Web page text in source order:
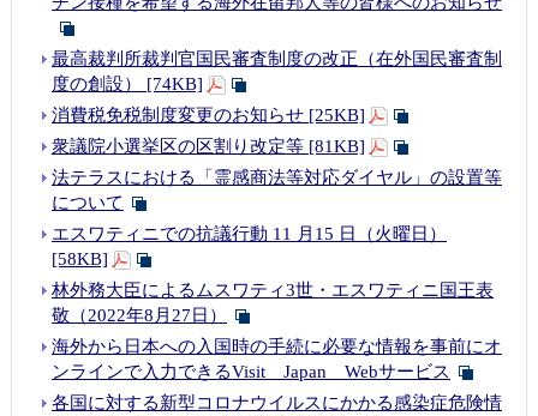
最高裁判所裁判官国民審査制度の改正（在外国民審査制
度の創設） [74KB]
消費税免税制度変更のお知らせ [25KB]
衆議院小選挙区の区割り改定等 [81KB]
法テラスにおける「霊感商法等対応ダイヤル」の設置等
について
エスワティニでの抗議行動 11 月15 日（火曜日）
[58KB]
林外務大臣によるムスワティ3世・エスワティニ国王表
敬（2022年8月27日）
海外から日本への入国時の手続に必要な情報を事前にオ
ンラインで入力できるVisit Japan Webサービス
各国に対する新型コロナウイルスにかかる感染症危険情